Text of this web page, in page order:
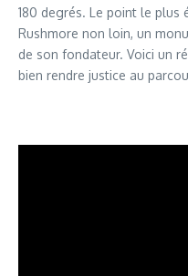
180 degrés. Le point le plus
Rushmore non loin, un
de son fondateur. Voici un
bien rendre justice au